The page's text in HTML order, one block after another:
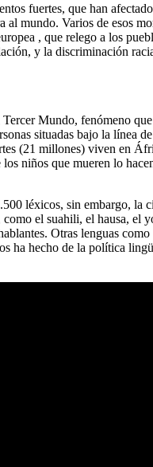
fuertes, que han
al mundo. Varios de esos
, que relego a los
y la discriminación
Mundo, fenómeno
situadas bajo la línea
(21 millones) viven en
niños que mueren lo
léxicos, sin embargo, la
el suahili, el hausa, el
Otras lenguas
ha hecho de la política